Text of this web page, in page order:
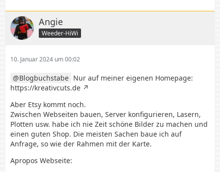
Angie
Weeder-HiWi
10. Januar 2024 um 00:02
Blogbuchstabe Nur auf meiner eigenen Homepage:
https://kreativcuts.de
Aber Etsy kommt noch.
Zwischen Webseiten bauen, Server konfigurieren, Lasern,
Plotten usw. habe ich nie Zeit schöne Bilder zu machen und
einen guten Shop. Die meisten Sachen baue ich auf
Anfrage, so wie der Rahmen mit der Karte.
Apropos Webseite: